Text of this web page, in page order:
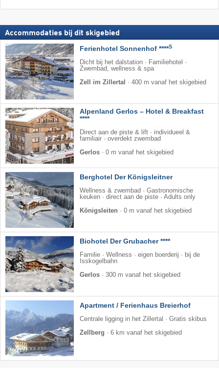
Accommodaties bij dit skigebied
Ferienhotel Sonnenhof ****S
Dicht bij het dalstation · Familiehotel ·
Zwembad, wellness & spa
Zell im Zillertal · 400 m vanaf het skigebied
Alpenland Gerlos – Hotel & Breakfast
****
Direct aan de piste & lift · individueel &
familiair · overdekt zwembad
Gerlos · 0 m vanaf het skigebied
Berghotel Der Königsleitner
Wellness & zwembad · Gastronomische
keuken · direct aan de piste · Adults only
Königsleiten · 0 m vanaf het skigebied
Biohotel Der Grubacher ****
Familie · Wellness · eigen boerderij · bij de
Isskogelbahn
Gerlos · 300 m vanaf het skigebied
Apartment / Ferienhaus Breierhof
Centrale ligging in het Zillertal · Gratis skibus
Zellberg · 6 km vanaf het skigebied